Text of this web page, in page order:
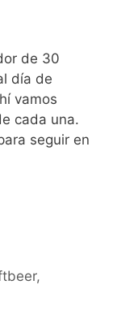
de 30
día de
vamos
cada una.
seguir en
,